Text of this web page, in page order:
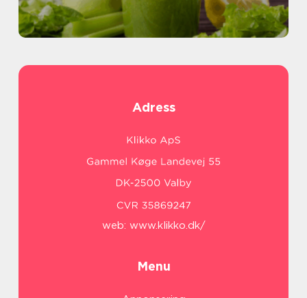
Adress
web: www.klikko.dk/
Menu